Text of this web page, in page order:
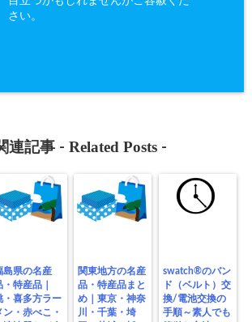
さい。
連記事 - Related Posts -
島県の名産
・特産品｜
・喜多方ラー
ン・赤べこ・
関東地方の名産
品・特産品まと
め｜東京・神奈
川・千葉・埼
swatch®のバン
ド（ベルト）交
換/電池交換の
手順～素人でも